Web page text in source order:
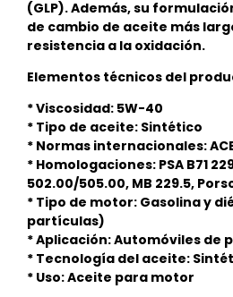
(GLP). Además, su
de cambio de aceite más
resistencia a la oxidación.
Elementos técnicos del
* Viscosidad: 5W-40
* Tipo de aceite: Sintético
* Normas internacionales:
* Homologaciones: PSA B71
502.00/505.00, MB 229.5,
* Tipo de motor: Gasolina y
partículas)
* Aplicación: Automóviles de
* Tecnología del aceite:
* Uso: Aceite para motor